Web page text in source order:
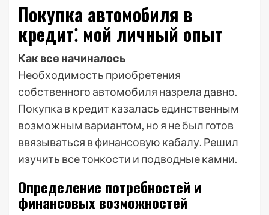
Покупка автомобиля в
кредит⁚ мой личный опыт
Как все начиналось
Необходимость приобретения
собственного автомобиля назрела давно.
Покупка в кредит казалась единственным
возможным вариантом, но я не был готов
ввязываться в финансовую кабалу. Решил
изучить все тонкости и подводные камни.
Определение потребностей и
финансовых возможностей